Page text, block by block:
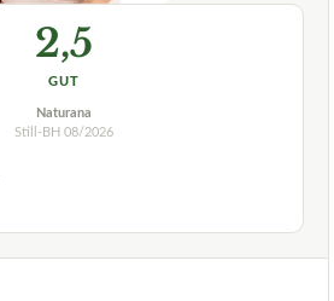
2,5
GUT
Naturana
Still-BH 08/2026